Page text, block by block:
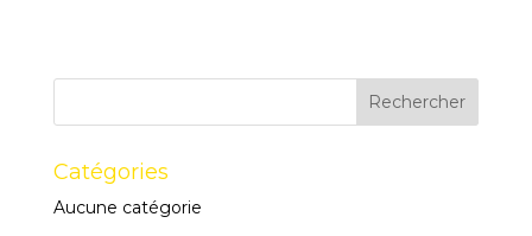
Catégories
Aucune catégorie